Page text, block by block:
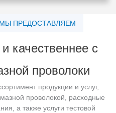
ПРЕДОСТАВЛЯЕМ
качественнее с
проволоки
продукции и услуг,
проволокой, расходные
а также услуги тестовой